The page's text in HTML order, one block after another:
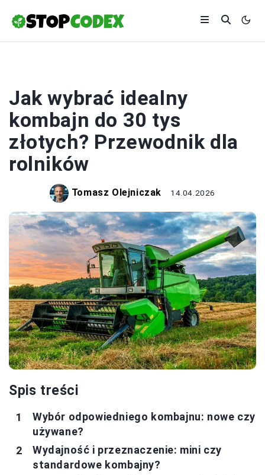
Jak wybrać idealny
kombajn do 30 tys
złotych? Przewodnik dla
rolników
Tomasz Olejniczak 14.04.2026
Spis treści
Wybór odpowiedniego kombajnu: nowe czy
używane?
Wydajność i przeznaczenie: mini czy
standardowe kombajny?